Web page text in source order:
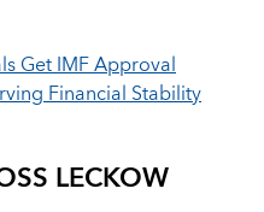
Get IMF Approval
Financial Stability
LECKOW